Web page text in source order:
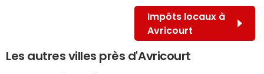
Impôts locaux à
Avricourt
Les autres villes près d'Avricourt